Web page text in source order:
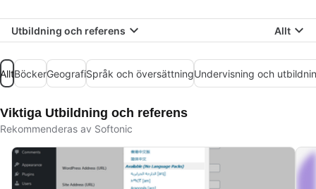
Utbildning och referens Allt
AlltBöckerGeografiSpråk och översättningUndervisning och
Viktiga Utbildning och referens
Rekommenderas av Softonic